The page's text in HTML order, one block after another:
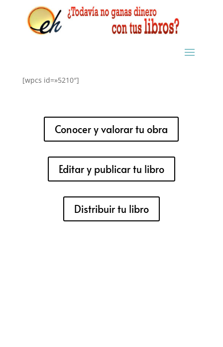
[wpcs id=»5210″]
Conocer y valorar tu obra
Editar y publicar tu libro
Distribuir tu libro